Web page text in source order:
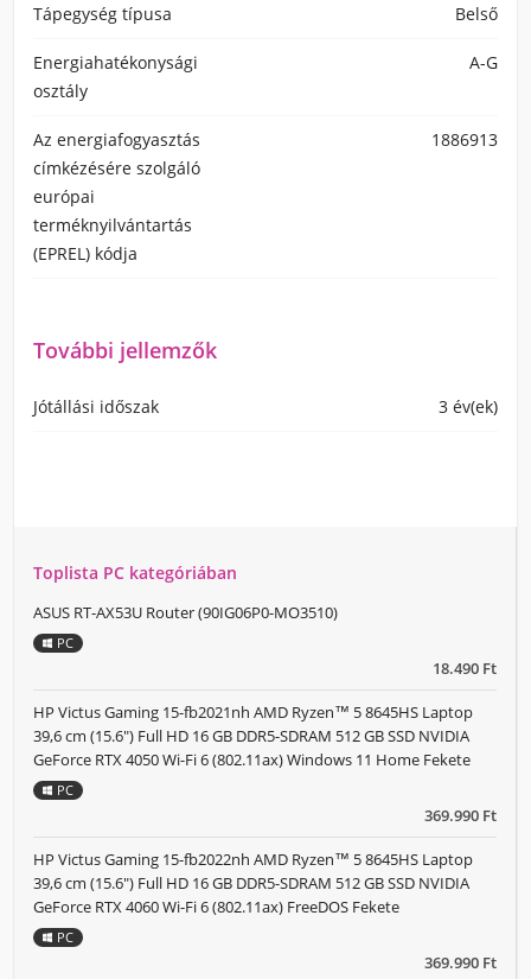
Tápegység típusa Belső
Energiahatékonysági
osztály
A-G
Az energiafogyasztás
címkézésére szolgáló
európai
terméknyilvántartás
(EPREL) kódja
1886913
További jellemzők
Jótállási időszak 3 év(ek)
Toplista PC kategóriában
18.490 Ft
ASUS RT-AX53U Router (90IG06P0-MO3510)
PC
369.990 Ft
HP Victus Gaming 15-fb2021nh AMD Ryzen™ 5 8645HS Laptop
39,6 cm (15.6") Full HD 16 GB DDR5-SDRAM 512 GB SSD NVIDIA
GeForce RTX 4050 Wi-Fi 6 (802.11ax) Windows 11 Home Fekete
PC
369.990 Ft
HP Victus Gaming 15-fb2022nh AMD Ryzen™ 5 8645HS Laptop
39,6 cm (15.6") Full HD 16 GB DDR5-SDRAM 512 GB SSD NVIDIA
GeForce RTX 4060 Wi-Fi 6 (802.11ax) FreeDOS Fekete
PC